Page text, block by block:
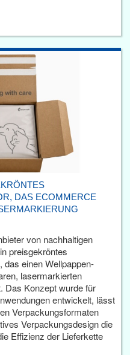
DAS ECOMMERCE
von nachhaltigen
preisgekröntes
einen Wellpappen-
lasermarkierten
Das Konzept wurde für
entwickelt, lässt
Verpackungsformaten
Verpackungsdesign die
Effizienz der Lieferkette